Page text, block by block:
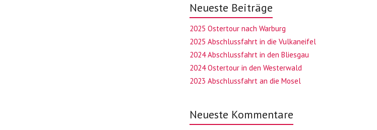
Neueste Beiträge
2025 Ostertour nach Warburg
2025 Abschlussfahrt in die Vulkaneifel
2024 Abschlussfahrt in den Bliesgau
2024 Ostertour in den Westerwald
2023 Abschlussfahrt an die Mosel
Neueste Kommentare